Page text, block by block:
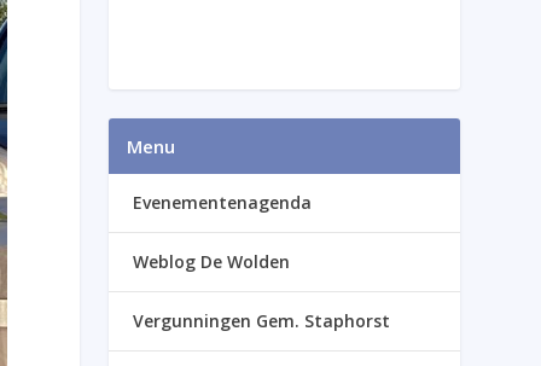
Menu
Evenementenagenda
Weblog De Wolden
Vergunningen Gem. Staphorst